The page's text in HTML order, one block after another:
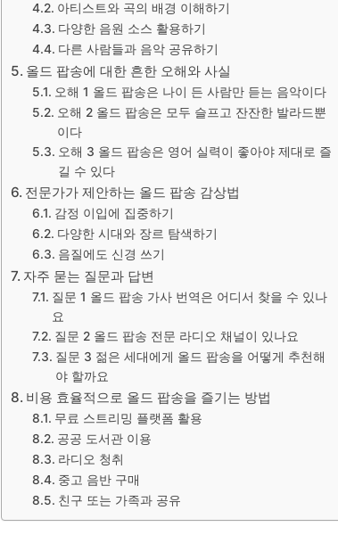
아티스트와 곡의 배경 이해하기
다양한 음원 소스 활용하기
다른 사람들과 음악 공유하기
올드 팝송에 대한 흔한 오해와 사실
오해 1 올드 팝송은 나이 든 사람만 듣는 음악이다
오해 2 올드 팝송은 모두 슬프고 잔잔한 발라드뿐
이다
오해 3 올드 팝송은 영어 실력이 좋아야 제대로 즐
길 수 있다
전문가가 제안하는 올드 팝송 감상법
감정 이입에 집중하기
다양한 시대와 장르 탐색하기
음질에도 신경 쓰기
자주 묻는 질문과 답변
질문 1 올드 팝송 가사 번역은 어디서 찾을 수 있나
요
질문 2 올드 팝송 전문 라디오 채널이 있나요
질문 3 젊은 세대에게 올드 팝송을 어떻게 추천해
야 할까요
비용 효율적으로 올드 팝송을 즐기는 방법
무료 스트리밍 플랫폼 활용
공공 도서관 이용
라디오 청취
중고 음반 구매
친구 또는 가족과 공유